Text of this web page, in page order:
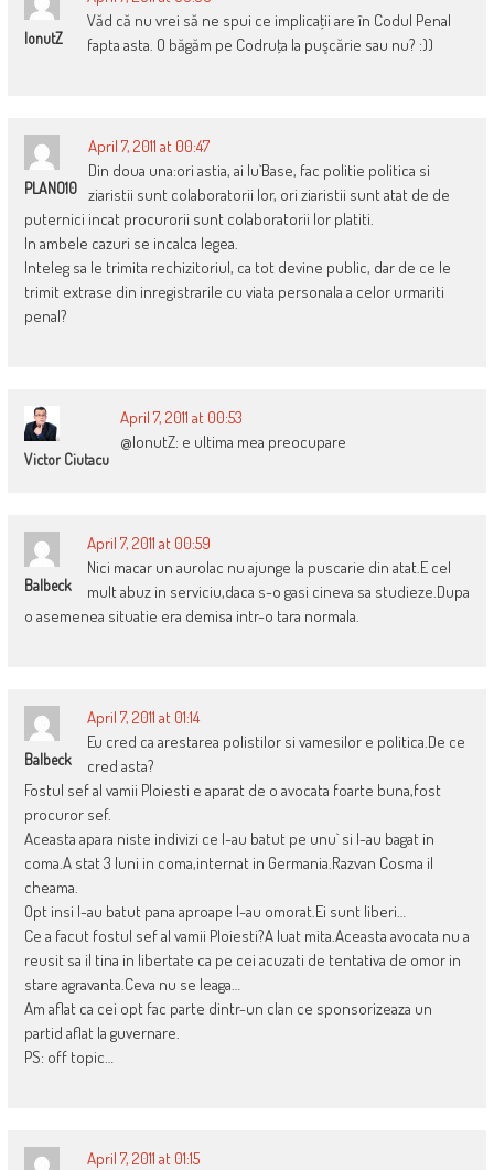
IonutZ
Văd că nu vrei să ne spui ce implicaţii are în Codul Penal
fapta asta. O băgăm pe Codruţa la puşcărie sau nu? :))
PLANO10
April 7, 2011 at 00:47
Din doua una:ori astia, ai lu`Base, fac politie politica si
ziaristii sunt colaboratorii lor, ori ziaristii sunt atat de de
puternici incat procurorii sunt colaboratorii lor platiti.
In ambele cazuri se incalca legea.
Inteleg sa le trimita rechizitoriul, ca tot devine public, dar de ce le
trimit extrase din inregistrarile cu viata personala a celor urmariti
penal?
Victor Ciutacu
April 7, 2011 at 00:53
@IonutZ: e ultima mea preocupare
Balbeck
April 7, 2011 at 00:59
Nici macar un aurolac nu ajunge la puscarie din atat.E cel
mult abuz in serviciu,daca s-o gasi cineva sa studieze.Dupa
o asemenea situatie era demisa intr-o tara normala.
Balbeck
April 7, 2011 at 01:14
Eu cred ca arestarea polistilor si vamesilor e politica.De ce
cred asta?
Fostul sef al vamii Ploiesti e aparat de o avocata foarte buna,fost
procuror sef.
Aceasta apara niste indivizi ce l-au batut pe unu` si l-au bagat in
coma.A stat 3 luni in coma,internat in Germania.Razvan Cosma il
cheama.
Opt insi l-au batut pana aproape l-au omorat.Ei sunt liberi…
Ce a facut fostul sef al vamii Ploiesti?A luat mita.Aceasta avocata nu a
reusit sa il tina in libertate ca pe cei acuzati de tentativa de omor in
stare agravanta.Ceva nu se leaga…
Am aflat ca cei opt fac parte dintr-un clan ce sponsorizeaza un
partid aflat la guvernare.
PS: off topic…
April 7, 2011 at 01:15